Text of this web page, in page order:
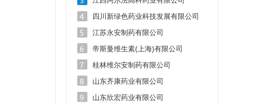
四川新绿色药业科技发展有限公司
江苏永安制药有限公司
帝斯曼维生素(上海)有限公司
桂林维尔安制药有限公司
山东齐康药业有限公司
山东欣宏药业有限公司